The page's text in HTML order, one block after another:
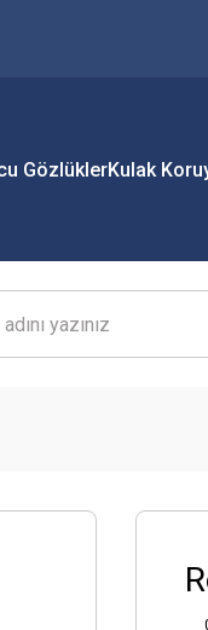
GözlüklerKulak